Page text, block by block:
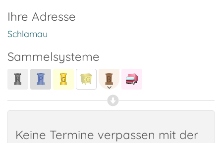
Ihre Adresse
Schlamau
Sammelsysteme
Keine Termine verpassen mit der